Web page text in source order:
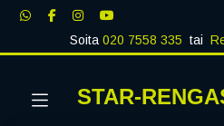
Soita020 7558 335 tai
STAR-